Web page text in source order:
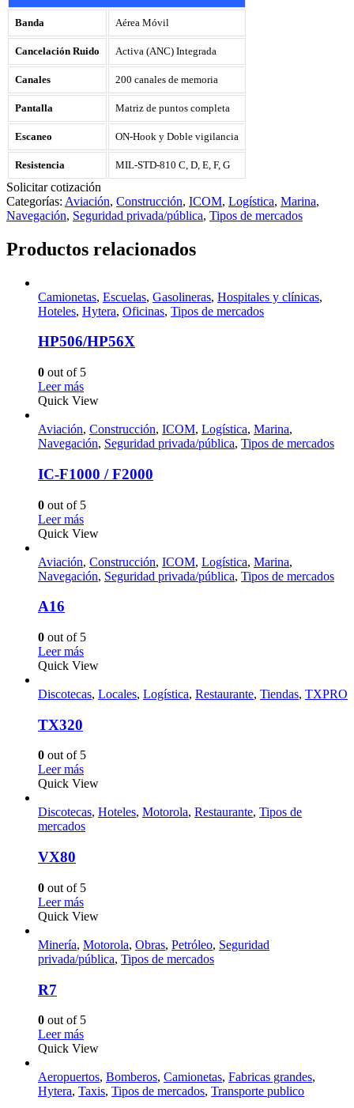
Banda Aérea Móvil
Cancelación Ruido Activa (ANC) Integrada
Canales 200 canales de memoria
Pantalla Matriz de puntos completa
Escaneo ON-Hook y Doble vigilancia
Resistencia MIL-STD-810 C, D, E, F, G
Solicitar cotización
Categorías: Aviación, Construcción, ICOM, Logística, Marina,
Navegación, Seguridad privada/pública, Tipos de mercados
Productos relacionados
Camionetas, Escuelas, Gasolineras, Hospitales y clínicas,
Hoteles, Hytera, Oficinas, Tipos de mercados
HP506/HP56X
0 out of 5
Leer más
Quick View
Aviación, Construcción, ICOM, Logística, Marina,
Navegación, Seguridad privada/pública, Tipos de mercados
IC-F1000 / F2000
0 out of 5
Leer más
Quick View
Aviación, Construcción, ICOM, Logística, Marina,
Navegación, Seguridad privada/pública, Tipos de mercados
A16
0 out of 5
Leer más
Quick View
Discotecas, Locales, Logística, Restaurante, Tiendas, TXPRO
TX320
0 out of 5
Leer más
Quick View
Discotecas, Hoteles, Motorola, Restaurante, Tipos de
mercados
VX80
0 out of 5
Leer más
Quick View
Minería, Motorola, Obras, Petróleo, Seguridad
privada/pública, Tipos de mercados
R7
0 out of 5
Leer más
Quick View
Aeropuertos, Bomberos, Camionetas, Fabricas grandes,
Hytera, Taxis, Tipos de mercados, Transporte publico